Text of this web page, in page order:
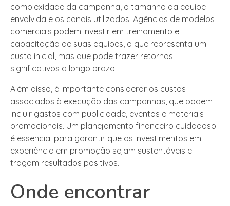
complexidade da campanha, o tamanho da equipe
envolvida e os canais utilizados. Agências de modelos
comerciais podem investir em treinamento e
capacitação de suas equipes, o que representa um
custo inicial, mas que pode trazer retornos
significativos a longo prazo.
Além disso, é importante considerar os custos
associados à execução das campanhas, que podem
incluir gastos com publicidade, eventos e materiais
promocionais. Um planejamento financeiro cuidadoso
é essencial para garantir que os investimentos em
experiência em promoção sejam sustentáveis e
tragam resultados positivos.
Onde encontrar